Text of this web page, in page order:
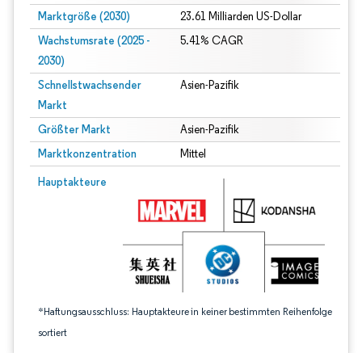
Marktgröße (2030) 23.61 Milliarden US-Dollar
Wachstumsrate (2025 -
2030)
5.41% CAGR
Schnellstwachsender
Markt
Asien-Pazifik
Größter Markt Asien-Pazifik
Marktkonzentration Mittel
Hauptakteure
*Haftungsausschluss: Hauptakteure in keiner bestimmten Reihenfolge
sortiert
Bild © Mordor Intelligence. Wiederverwendung erfordert Namensnennung